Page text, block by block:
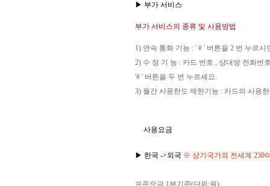
▶ 부가 서비스
부가 서비스의 종류 및 사용방법
1) 연속 통화 기능 : ' # ' 버튼을 2 번 누르
2) 수 정 기 능 : 카드 번호 , 상대방 전화번
'# ' 버튼을 두 번 누르세요.
3) 월간 사용한도 제한기능 : 카드의 사용
사용요금
▶ 한국 ->외국 ※ 상기국가외 전세계 230
표준요금 1분기준(단위:원)